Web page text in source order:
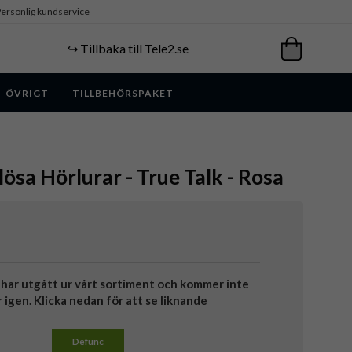
kundservice
↪️ Tillbaka till Tele2.se
ÖVRIGT TILLBEHÖRSPAKET
Hörlurar - True Talk - Rosa
utgått ur vårt sortiment och kommer inte
igen. Klicka nedan för att se liknande
Defunc